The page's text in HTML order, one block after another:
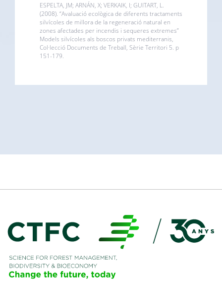
ESPELTA, JM; ARNÁN, X; VERKAIK, I; GUITART, L.
(2008). “Avaluació ecològica de diferents tractaments
silvícoles de millora de la regeneració natural en
zones afectades per incendis i sequeres extremes”
Models silvícoles als boscos privats mediterranis,
Col·lecció Documents de Treball, Sèrie Territori 5. p
151-179.